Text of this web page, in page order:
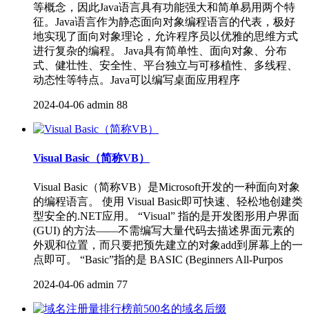
等概念，因此Java语言具有功能强大和简单易用两个特
征。Java语言作为静态面向对象编程语言的代表，极好
地实现了面向对象理论，允许程序员以优雅的思维方式
进行复杂的编程。 Java具有简单性、面向对象、分布
式、健壮性、安全性、平台独立与可移植性、多线程、
动态性等特点。Java可以编写桌面应用程序
2024-04-06 admin 88
Visual Basic（简称VB）
Visual Basic（简称VB）是Microsoft开发的一种面向对象
的编程语言。 使用 Visual Basic即可快速、轻松地创建类
型安全的.NET应用。 “Visual” 指的是开发图形用户界面
(GUI) 的方法——不需编写大量代码去描述界面元素的
外观和位置，而只要把预先建立的对象add到屏幕上的一
点即可。 “Basic”指的是 BASIC (Beginners All-Purpos
2024-04-06 admin 77